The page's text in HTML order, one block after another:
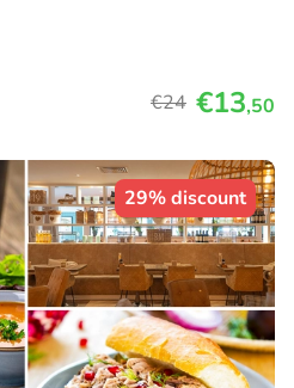
€24 €13,50
29% discount